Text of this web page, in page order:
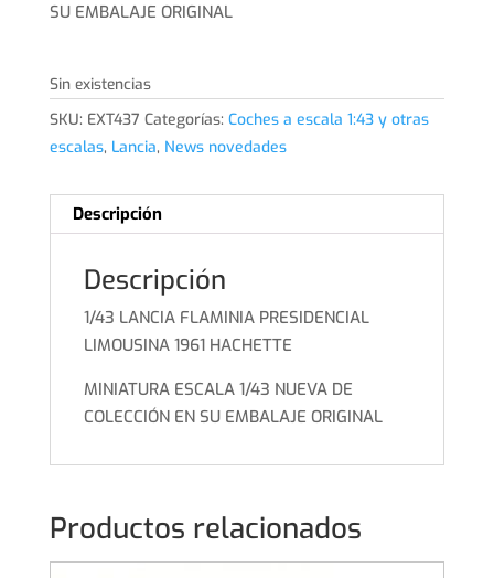
SU EMBALAJE ORIGINAL
Sin existencias
SKU: EXT437 Categorías: Coches a escala 1:43 y otras
escalas, Lancia, News novedades
Descripción
Descripción
1/43 LANCIA FLAMINIA PRESIDENCIAL
LIMOUSINA 1961 HACHETTE
MINIATURA ESCALA 1/43 NUEVA DE
COLECCIÓN EN SU EMBALAJE ORIGINAL
Productos relacionados